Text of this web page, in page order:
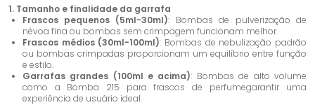
1. Tamanho e finalidade da garrafa
Frascos pequenos (5ml-30ml): Bombas de pulverização de
névoa fina ou bombas sem crimpagem funcionam melhor.
Frascos médios (30ml-100ml): Bombas de nebulização padrão
ou bombas crimpadas proporcionam um equilíbrio entre função
e estilo.
Garrafas grandes (100ml e acima): Bombas de alto volume
como a Bomba 215 para frascos de perfumegarantir uma
experiência de usuário ideal.